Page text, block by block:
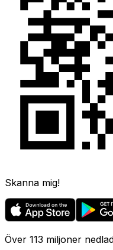
Skanna mig!
Över 113 miljoner